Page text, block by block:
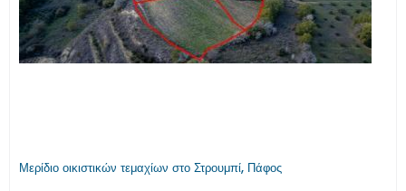
Μερίδιο οικιστικών τεμαχίων στο Στρουμπί, Πάφος